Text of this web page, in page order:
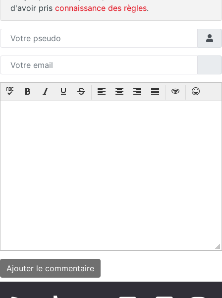
d'avoir pris connaissance des règles.